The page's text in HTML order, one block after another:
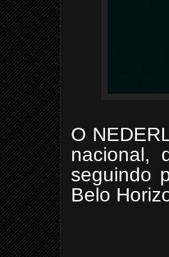
O
nacional,
seguindo
Belo